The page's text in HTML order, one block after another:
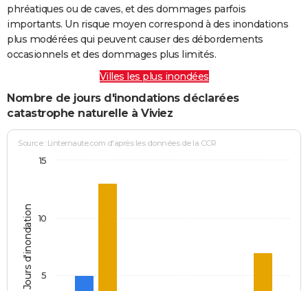
phréatiques ou de caves, et des dommages parfois
importants. Un risque moyen correspond à des inondations
plus modérées qui peuvent causer des débordements
occasionnels et des dommages plus limités.
Villes les plus inondées
Nombre de jours d'inondations déclarées
catastrophe naturelle à Viviez
Jours d'inondation
Source : Linternaute.com d'après les données de la CCR
5
10
15